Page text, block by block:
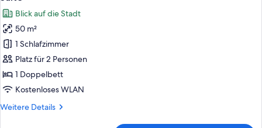
Fotos
für
Suite
anzeigen
Blick auf die Stadt
50 m²
1 Schlafzimmer
Platz für 2 Personen
1 Doppelbett
Kostenloses WLAN
Weitere Details
Weitere